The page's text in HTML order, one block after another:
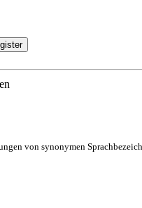
von synonymen